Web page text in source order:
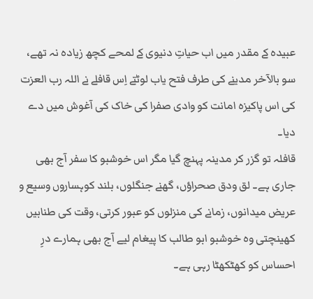
عبیدہ کے مقدر میں اب حیاتِ دنیوی کے لمحے کچھ زیادہ نہ تھے،
سو بالآخر مدینے کی طرف فتح یاب لوٹتے اِس قافلے نے اللہ رب العزت
کی اس پاکیزہ امانت کو وادی صفرا کی خاک کی آغوش میں دے
دیا۔
قافلہ تو گزر کر مدینہ پہنچ گیا مگر اس خوشبو کا سفر آج بھی
جاری ہے۔ لق ودق صحراؤں، گھنے جنگلوں، بلند کوہساروں وسیع و
عریض میدانوں، زمانے کی منزلوں کو عبور کرتی، وقت کی طنابیں
کھینچتی وہ خوشبو ابو طالب کا پیغام لیے آج بھی ہمارے درِ
احساس کو کھٹکھٹا رہی ہے۔